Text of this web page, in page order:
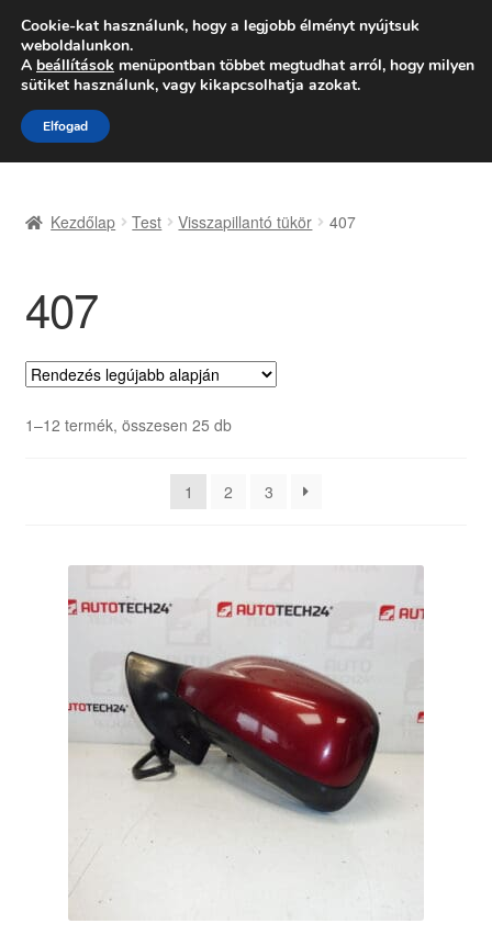
SZÁLLÍTÁS 2618 Ft-tól
Hétfő-Péntek 9:00–16:0006 80 088 054
Ugrás
a
navigációhoz
Kilépés
a
tartalomba
Adatvédelmi irányelvek
Felhasználási feltételek
Kapcsolatba lépni
Kifizetések
Saját fiókom
Szekér
Kezdőlap Test Visszapillantó tükör 407
407
1–12 termék, összesen 25 dbSorted
1
2 3
Cookie-kat használunk, hogy a legjobb élményt nyújtsuk
weboldalunkon.
A beállítások menüpontban többet megtudhat arról, hogy milyen
sütiket használunk, vagy kikapcsolhatja azokat.
Elfogad